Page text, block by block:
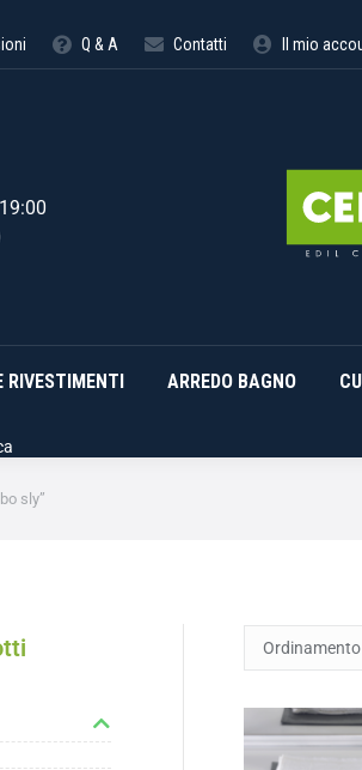
Q & A Contatti Il mio
RIVESTIMENTI ARREDO BAGNO
sly”
HOME PAVIMENTI E RIVESTIMENTI